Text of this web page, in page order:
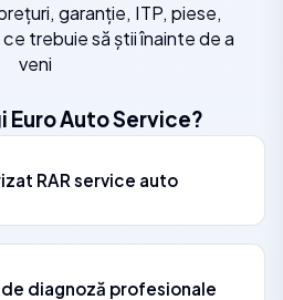
garanție, ITP, piese,
trebuie să știi înainte de a
veni
Euro Auto Service?
RAR service auto
diagnoză profesionale